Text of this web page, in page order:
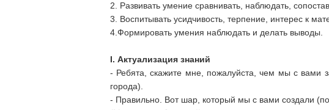
2. Развивать умение сравнивать, наблюдать,
3. Воспитывать усидчивость, терпение, интерес к
4.Формировать умения наблюдать и делать выводы.
I. Актуализация знаний
- Ребята, скажите мне, пожалуйста, чем мы с вами
города).
- Правильно. Вот шар, который мы с вами создали